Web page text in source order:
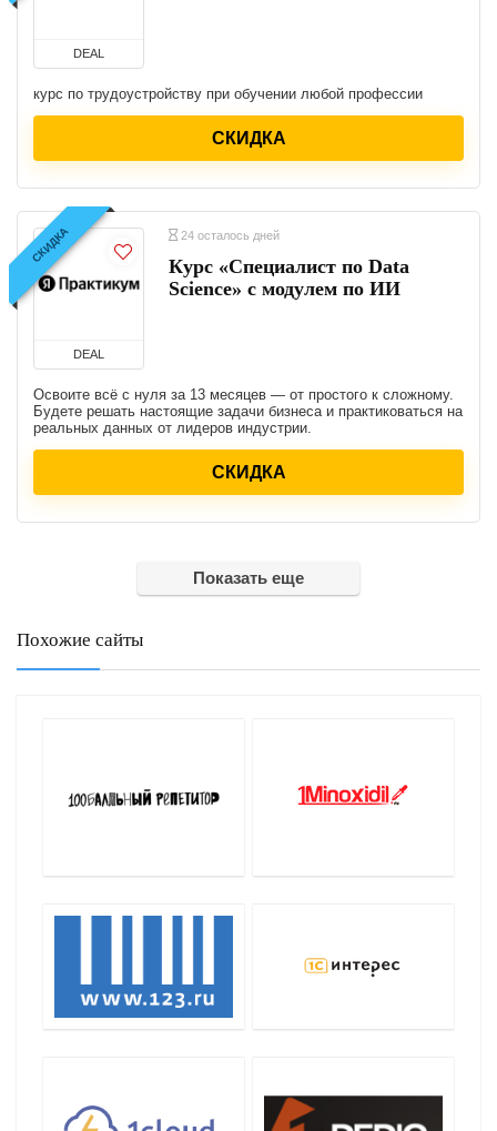
DEAL
курс по трудоустройству при обучении любой профессии
СКИДКА
СКИДКА
DEAL
24 осталось дней
Курс «Специалист по Data
Science» с модулем по ИИ
Освоите всё с нуля за 13 месяцев — от простого к сложному.
Будете решать настоящие задачи бизнеса и практиковаться на
реальных данных от лидеров индустрии.
СКИДКА
Показать еще
Похожие сайты